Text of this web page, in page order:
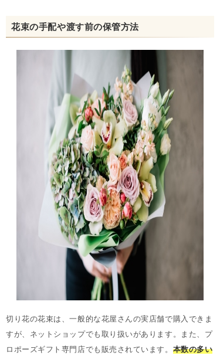
花束の手配や渡す前の保管方法
切り花の花束は、一般的な花屋さんの実店舗で購入できま
すが、ネットショップでも取り扱いがあります。また、プ
ロポーズギフト専門店でも販売されています。 本数の多い